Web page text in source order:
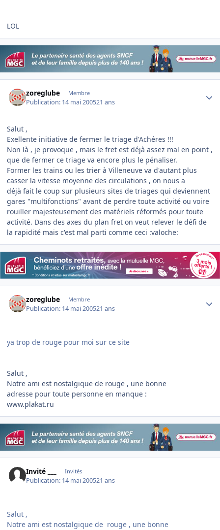
LOL
zoreglube Membre
Publication: 14 mai 200521 ans
Salut ,
Exellente initiative de fermer le triage d'Achéres !!!
Non là , je provoque , mais le fret est déjà assez mal en point ,
que de fermer ce triage va encore plus le pénaliser.
Former les trains ou les trier à Villeneuve va d'autant plus
casser la vitesse moyenne des circulations , on nous a
déjà fait le coup sur plusieurs sites de triages qui deviennent
gares "multifonctions" avant de perdre toute activité ou voire
rouiller majesteusement des matériels réformés pour toute
activité. Dans des axes du plan fret on veut relever le défi de
la rapidité mais c'est mal parti comme ceci :valoche:
zoreglube Membre
Publication: 14 mai 200521 ans
ya trop de rouge pour moi sur ce site
Salut ,
Notre ami est nostalgique de rouge , une bonne
adresse pour toute personne en manque :
www.plakat.ru
Invité ___ Invités
Publication: 14 mai 200521 ans
Salut ,
Notre ami est nostalgique de rouge , une bonne